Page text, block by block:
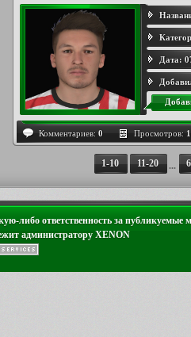
Дата:
Комментариев: 0 Просмотров:
1-10 11-20 ...
либо ответственность за публикуемые
администратору XENON